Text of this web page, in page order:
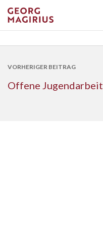
VORHERIGER BEITRAG
Offene Jugendarbeit